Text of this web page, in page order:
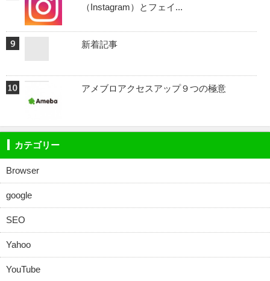
（Instagram）とフェイ...
新着記事
アメブロアクセスアップ９つの極意
カテゴリー
Browser
google
SEO
Yahoo
YouTube